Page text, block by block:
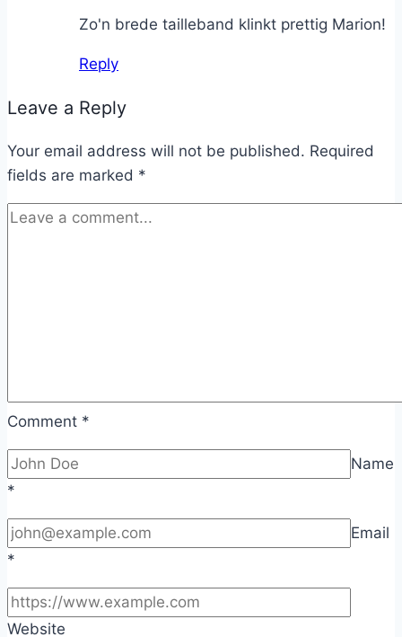
Zo'n brede tailleband klinkt prettig Marion!
Reply
Leave a Reply
Your email address will not be published. Required
fields are marked *
Comment *
Name
*
Email
*
Website